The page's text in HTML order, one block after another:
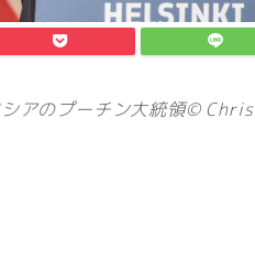
アのプーチン大統領© Chris